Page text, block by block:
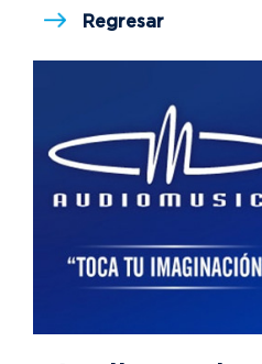
Regresar